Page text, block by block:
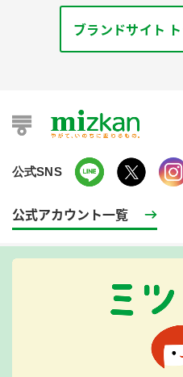
ブランドサイト
公式SNS
公式アカウント一覧